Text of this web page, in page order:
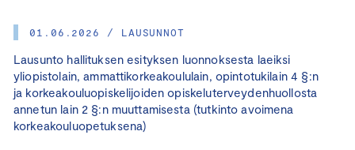
01.06.2026 / LAUSUNNOT
Lausunto hallituksen esityksen luonnoksesta laeiksi
yliopistolain, ammattikorkeakoululain, opintotukilain 4 §:n
ja korkeakouluopiskelijoiden opiskeluterveydenhuollosta
annetun lain 2 §:n muuttamisesta (tutkinto avoimena
korkeakouluopetuksena)